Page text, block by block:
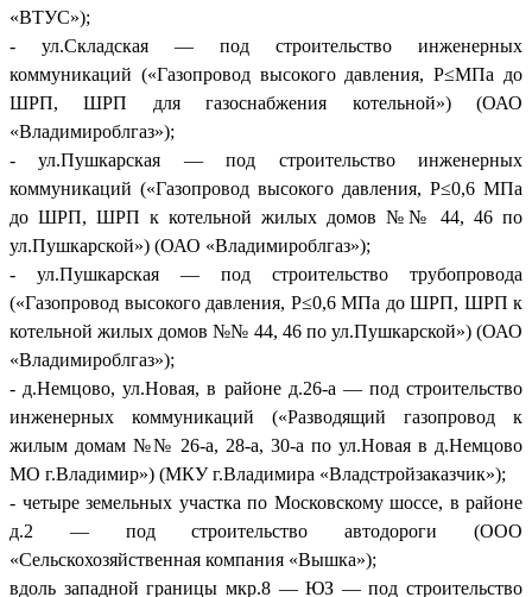
«ВТУС»);
- ул.Складская — под строительство инженерных
коммуникаций («Газопровод высокого давления, Р≤МПа до
ШРП, ШРП для газоснабжения котельной») (ОАО
«Владимироблгаз»);
- ул.Пушкарская — под строительство инженерных
коммуникаций («Газопровод высокого давления, Р≤0,6 МПа
до ШРП, ШРП к котельной жилых домов №№ 44, 46 по
ул.Пушкарской») (ОАО «Владимироблгаз»);
- ул.Пушкарская — под строительство трубопровода
(«Газопровод высокого давления, Р≤0,6 МПа до ШРП, ШРП к
котельной жилых домов №№ 44, 46 по ул.Пушкарской») (ОАО
«Владимироблгаз»);
- д.Немцово, ул.Новая, в районе д.26-а — под строительство
инженерных коммуникаций («Разводящий газопровод к
жилым домам №№ 26-а, 28-а, 30-а по ул.Новая в д.Немцово
МО г.Владимир») (МКУ г.Владимира «Владстройзаказчик»);
- четыре земельных участка по Московскому шоссе, в районе
д.2 — под строительство автодороги (ООО
«Сельскохозяйственная компания «Вышка»);
вдоль западной границы мкр.8 — ЮЗ — под строительство